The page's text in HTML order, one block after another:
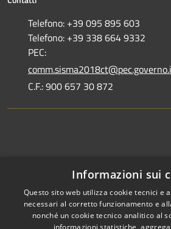
Telefono: +39 095 895 603
Telefono: +39 338 664 9332
PEC:
C.F.: 900 657 30 872
Dichiarazione di accessibilità
Informazioni sui
Questo sito web utilizza cookie tecnici e
necessari al corretto funzionamento e
nonché un cookie tecnico analitico al
informazioni statistiche,